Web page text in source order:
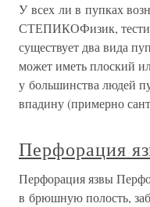
У всех ли в пупках
СТЕПИКОФизик,
существует два вида
может иметь плоский
у большинства людей
впадину (примерно
Перфорация
Перфорация язвы
в брюшную полость,